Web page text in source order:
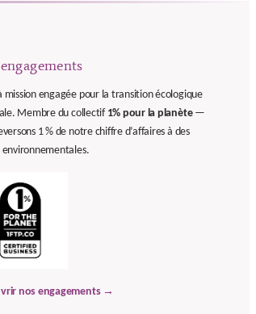
mission engagée pour la transition écologique
Membre du collectif1% pour la planète—
1 % de notre chiffre d’affaires à des
environnementales.
nos engagements →